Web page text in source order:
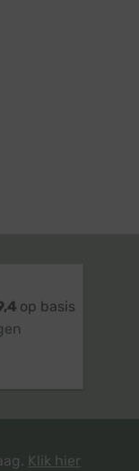
op basis
Klik hier